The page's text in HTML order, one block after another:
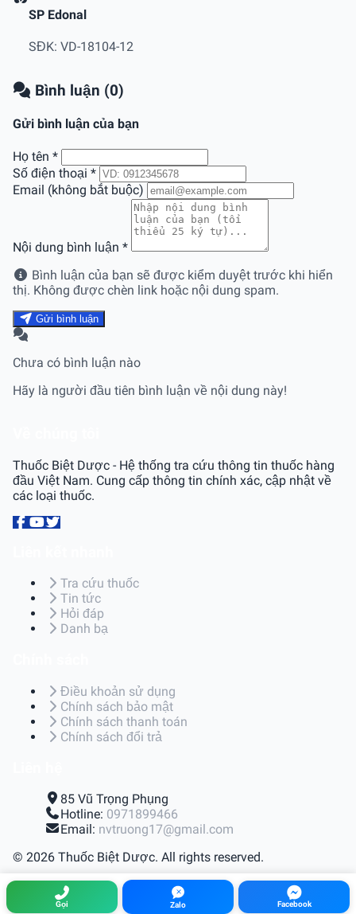
SP Edonal
SĐK: VD-18104-12
Bình luận (0)
Gửi bình luận của bạn
Họ tên *
Số điện thoại *
Email (không bắt buộc)
Nội dung bình luận *
Bình luận của bạn sẽ được kiểm duyệt trước khi hiển
thị. Không được chèn link hoặc nội dung spam.
Gửi bình luận
Chưa có bình luận nào
Hãy là người đầu tiên bình luận về nội dung này!
Thuốc Biệt Dược - Hệ thống tra cứu thông tin thuốc hàng
đầu Việt Nam. Cung cấp thông tin chính xác, cập nhật về
các loại thuốc.
Tra cứu thuốc
Tin tức
Hỏi đáp
Danh bạ
Điều khoản sử dụng
Chính sách bảo mật
Chính sách thanh toán
Chính sách đổi trả
85 Vũ Trọng Phụng
Hotline: 0971899466
Email: nvtruong17@gmail.com
© 2026 Thuốc Biệt Dược. All rights reserved.
Điều khoản sử dụng| Chính sách bảo mật|Chính sách
thanh toán
Chính sách đổi trả
Gọi Zalo Facebook